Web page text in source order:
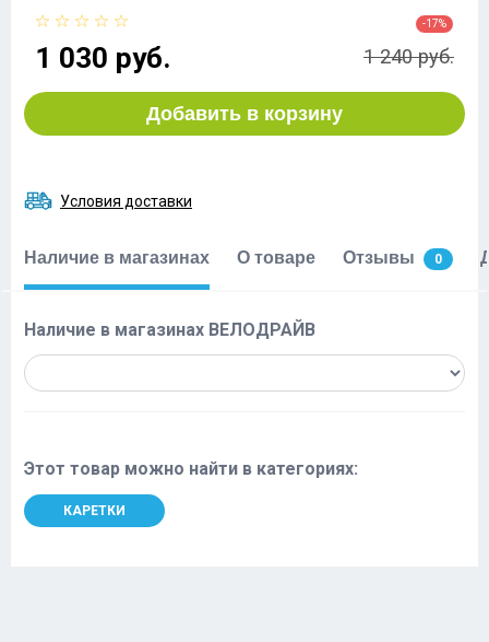
1 030 руб.
-17%
1 240 руб.
Добавить в корзину
Условия доставки
Наличие в магазинах О товаре Отзывы 0
Наличие в магазинах ВЕЛОДРАЙВ
Этот товар можно найти в категориях:
КАРЕТКИ